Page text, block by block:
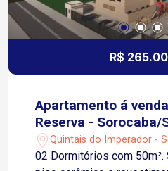
R$
Apartamento á
Reserva - Sorocaba/
Quintais do Imperador -
02 Dormitórios com 50m².